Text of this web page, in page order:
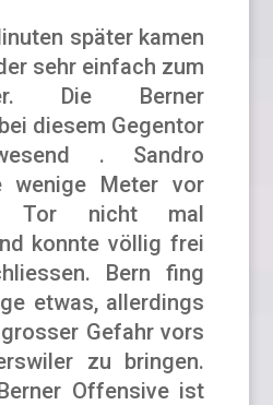
später kamen
sehr einfach zum
Die Berner
diesem Gegentor
. Sandro
wenige Meter vor
Tor nicht mal
konnte völlig frei
Bern fing
etwas, allerdings
Gefahr vors
zu bringen.
Offensive ist